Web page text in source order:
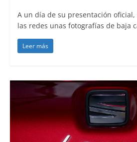
A un día de su presentación
las redes unas fotografías de baja
Leer más